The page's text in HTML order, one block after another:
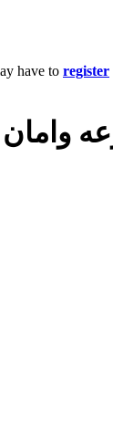
have to register
وامان